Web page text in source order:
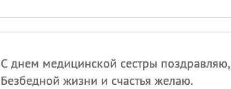
С днем медицинской сестры поздравляю,
Безбедной жизни и счастья желаю.